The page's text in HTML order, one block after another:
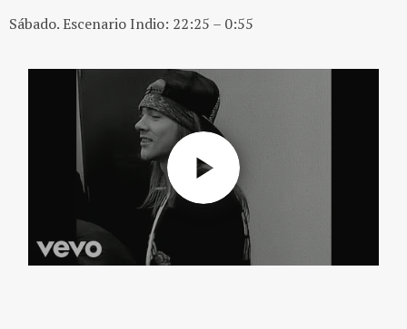
Sábado. Escenario Indio: 22:25 – 0:55